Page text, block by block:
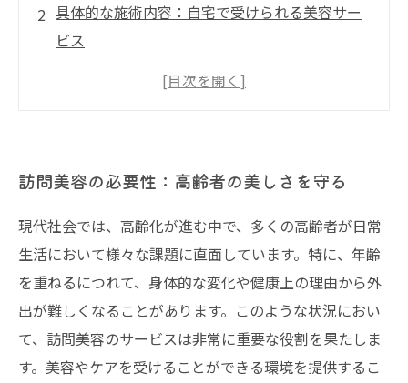
具体的な施術内容：自宅で受けられる美容サー
ビス
成功体験：訪問美容を利用した高齢者の声
訪問美容の必要性：高齢者の美しさを守る
現代社会では、高齢化が進む中で、多くの高齢者が日常
生活において様々な課題に直面しています。特に、年齢
を重ねるにつれて、身体的な変化や健康上の理由から外
出が難しくなることがあります。このような状況におい
て、訪問美容のサービスは非常に重要な役割を果たしま
す。美容やケアを受けることができる環境を提供するこ